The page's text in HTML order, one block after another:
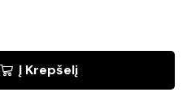
Į Krepšelį